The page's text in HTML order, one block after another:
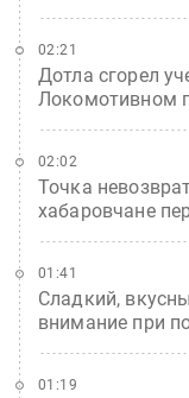
Дотла сгорел
Локомотивном
02:21
Точка
хабаровчане
02:02
Сладкий,
внимание при
01:41
01:19